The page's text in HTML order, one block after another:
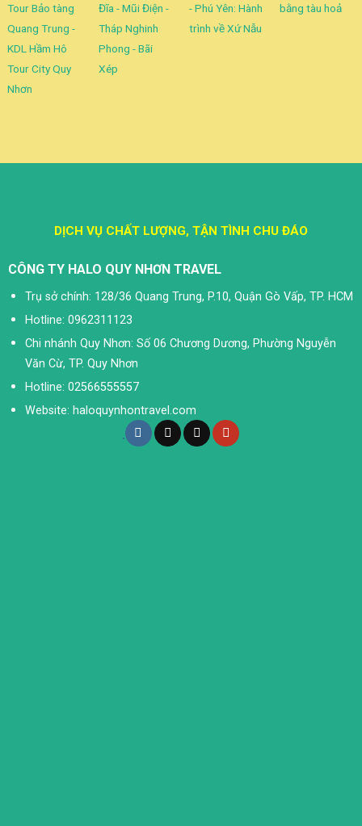
Tour Bảo tàng
Quang Trung -
KDL Hầm Hô
Tour City Quy
Nhơn
Đĩa - Mũi Điện -
Tháp Nghinh
Phong - Bãi
Xép
- Phú Yên: Hành
trình về Xứ Nẫu
bằng tàu hoả
DỊCH VỤ CHẤT LƯỢNG, TẬN TÌNH CHU ĐÁO
CÔNG TY HALO QUY NHƠN TRAVEL
Trụ sở chính: 128/36 Quang Trung, P.10, Quận Gò Vấp, TP. HCM
Hotline: 0962311123
Chi nhánh Quy Nhơn: Số 06 Chương Dương, Phường Nguyễn
Văn Cừ, TP. Quy Nhơn
Hotline: 02566555557
Website: haloquynhontravel.com